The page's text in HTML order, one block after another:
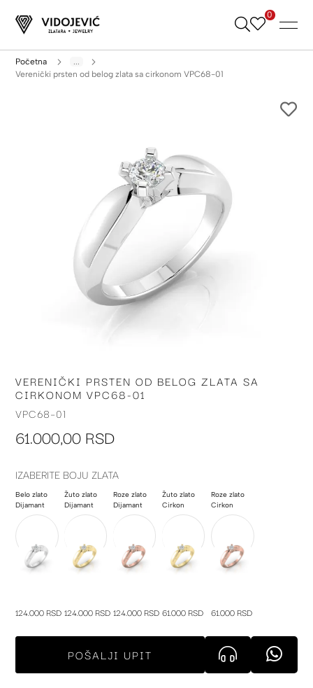
Skip
0
Početna
...
Verenički prsten od belog zlata sa cirkonom VPC68-01
Skip
to
the
of
gallery
VERENIČKI PRSTEN OD BELOG ZLATA SA
CIRKONOM VPC68-01
VPC68-01
61.000,00 RSD
IZABERITE BOJU ZLATA
Belo zlato
Dijamant
124.000 RSD
Žuto zlato
Dijamant
124.000 RSD
Roze zlato
Dijamant
124.000 RSD
Žuto zlato
Cirkon
61.000 RSD
Roze zlato
Cirkon
61.000 RSD
POŠALJI UPIT